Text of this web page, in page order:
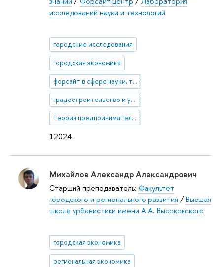
12024
исследований науки и технологий
городские исследования
городская экономика
форсайт в сфере науки, технологий, инноваций
градостроительство и урбанистика
теория предпринимательства
Михайлов Александр Александрович
Старший преподаватель: Факультет
городского и регионального развития /Высшая
школа урбанистики имени А.А. Высоковского
городская экономика
региональная экономика